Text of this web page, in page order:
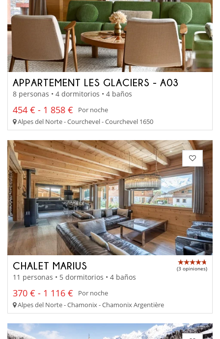
APPARTEMENT LES GLACIERS - A03
8 personas • 4 dormitorios • 4 baños
454 € - 1 858 €
Por noche
Alpes del Norte - Courchevel - Courchevel 1650
CHALET MARIUS (3 opiniones)
11 personas • 5 dormitorios • 4 baños
370 € - 1 116 €
Por noche
Alpes del Norte - Chamonix - Chamonix Argentière